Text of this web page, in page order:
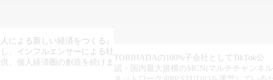
による新しい経済をつくる』
、インフルエンサーによる社
、個人経済圏の創造を続けま
TORIHADAの100%子会社としてTikTok公
認・国内最大規模のMCN(マルチチャンネル